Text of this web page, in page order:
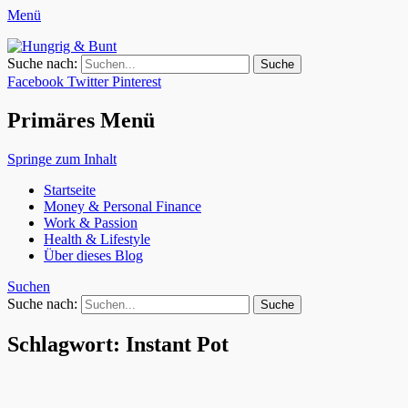
Menü
Hungrig & Bunt
Weil das Leben zu kurz ist für nur eine Berufung.
Suche nach:
Facebook Twitter Pinterest
Primäres Menü
Springe zum Inhalt
Startseite
Money & Personal Finance
Work & Passion
Health & Lifestyle
Über dieses Blog
Suchen
Suche nach:
Schlagwort: Instant Pot